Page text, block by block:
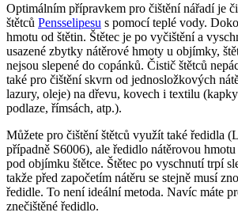
Optimálním přípravkem pro čištění nářadí je
štětců Pensselipesu s pomocí teplé vody.
hmotu od štětin. Štětec je po vyčištění a
usazené zbytky nátěrové hmoty u objímky,
nejsou slepené do copánků. Čistič štětců
také pro čištění skvrn od jednosložkových
lazury, oleje) na dřevu, kovech i textilu
podlaze, římsách, atp.).
Můžete pro čištění štětců využít také ředidla
případně S6006), ale ředidlo nátěrovou
pod objímku štětce. Štětec po vyschnutí trpí
takže před započetím nátěru se stejně musí
ředidle. To není ideální metoda. Navíc máte
znečištěné ředidlo.